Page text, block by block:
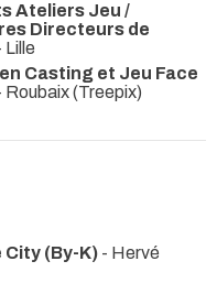
Ateliers Jeu /
Directeurs de
Lille
Casting et Jeu Face
Roubaix (Treepix)
(By-K) - Hervé